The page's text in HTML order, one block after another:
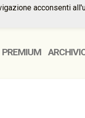
HOME
PREMIUM
acconsenti